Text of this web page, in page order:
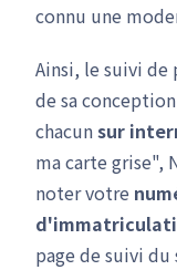
connu une
Ainsi, le suivi
de sa
chacunsur
ma carte grise",
noter votre
page de suivi